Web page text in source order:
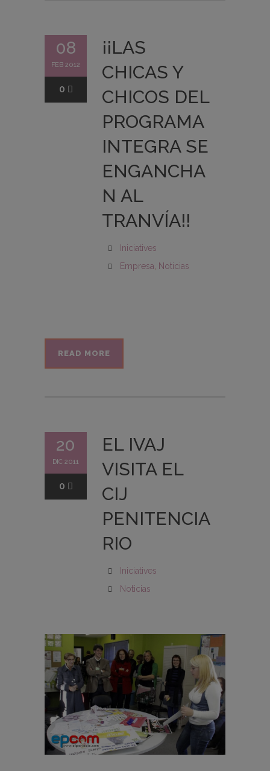
08
FEB 2012
0
¡¡LAS
CHICAS Y
CHICOS DEL
PROGRAMA
INTEGRA SE
ENGANCHA
N AL
TRANVÍA!!
Iniciatives
Empresa
Noticias
READ MORE
20
DIC 2011
0
EL IVAJ
VISITA EL
CIJ
PENITENCIA
RIO
Iniciatives
Noticias